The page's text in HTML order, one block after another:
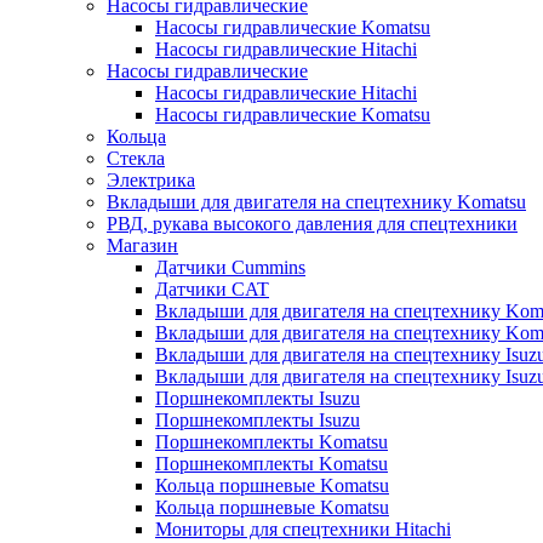
Насосы гидравлические
Насосы гидравлические Komatsu
Насосы гидравлические Hitachi
Насосы гидравлические
Насосы гидравлические Hitachi
Насосы гидравлические Komatsu
Кольца
Стекла
Электрика
Вкладыши для двигателя на спецтехнику Komatsu
РВД, рукава высокого давления для спецтехники
Магазин
Датчики Cummins
Датчики CAT
Вкладыши для двигателя на спецтехнику
Вкладыши для двигателя на спецтехнику
Вкладыши для двигателя на спецтехнику
Вкладыши для двигателя на спецтехнику
Поршнекомплекты Isuzu
Поршнекомплекты Isuzu
Поршнекомплекты Komatsu
Поршнекомплекты Komatsu
Кольца поршневые Komatsu
Кольца поршневые Komatsu
Мониторы для спецтехники Hitachi